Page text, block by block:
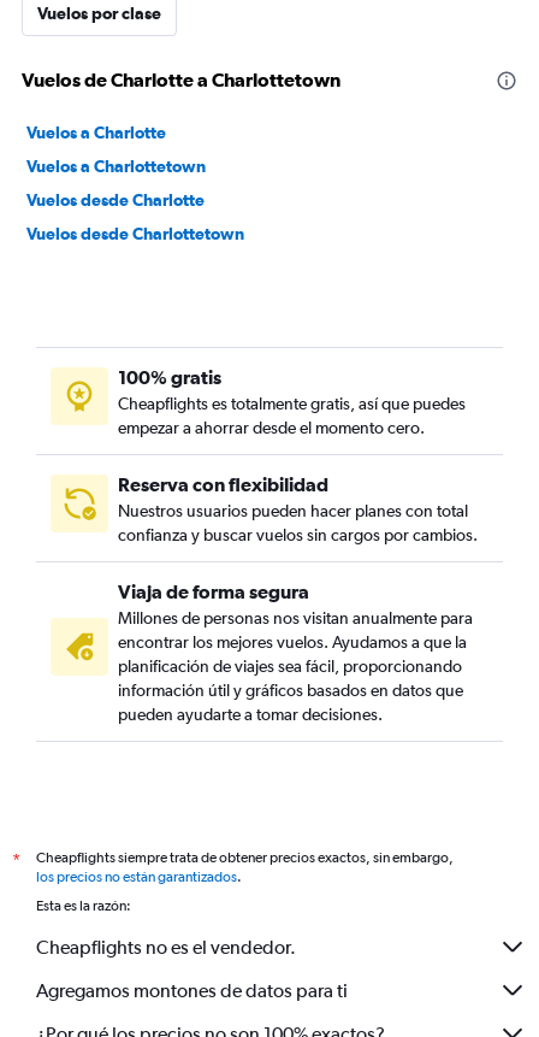
Vuelos por clase
Vuelos de Charlotte a Charlottetown
Vuelos a Charlotte
Vuelos a Charlottetown
Vuelos desde Charlotte
Vuelos desde Charlottetown
100% gratis
Cheapflights es totalmente gratis, así que puedes
empezar a ahorrar desde el momento cero.
Reserva con flexibilidad
Nuestros usuarios pueden hacer planes con total
confianza y buscar vuelos sin cargos por cambios.
Viaja de forma segura
Millones de personas nos visitan anualmente para
encontrar los mejores vuelos. Ayudamos a que la
planificación de viajes sea fácil, proporcionando
información útil y gráficos basados en datos que
pueden ayudarte a tomar decisiones.
*
Cheapflights siempre trata de obtener precios exactos, sin embargo,
los precios no están garantizados.
Esta es la razón:
Cheapflights no es el vendedor.
Agregamos montones de datos para ti